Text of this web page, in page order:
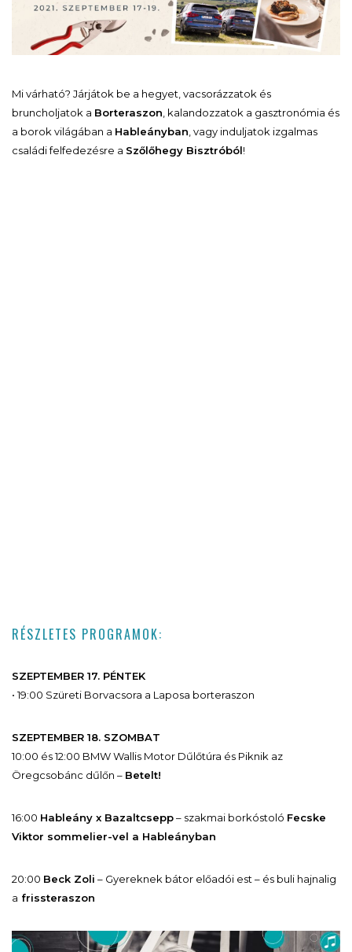
Mi várható? Járjátok be a hegyet, vacsorázzatok és
bruncholjatok a Borteraszon , kalandozzatok a gasztronómia és
a borok világában a Hableányban , vagy induljatok izgalmas
családi felfedezésre a Szőlőhegy Bisztróból!
RÉSZLETES PROGRAMOK:
SZEPTEMBER 17. PÉNTEK
• 19:00 Szüreti Borvacsora a Laposa borteraszon
SZEPTEMBER 18. SZOMBAT
10:00 és 12:00 BMW Wallis Motor Dűlőtúra és Piknik az
Öregcsobánc dűlőn – Betelt!
16:00 Hableány x Bazaltcsepp– szakmai borkóstoló Fecske
Viktor sommelier-vel a Hableányban
20:00 Beck Zoli – Gyereknek bátor előadói est – és buli hajnalig
a frissteraszon